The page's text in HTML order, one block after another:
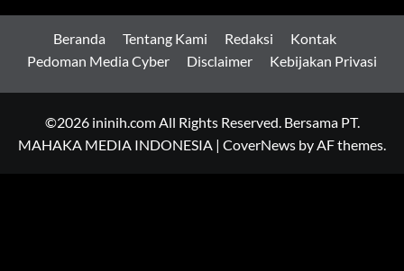
Beranda Tentang Kami Redaksi
Kontak
Pedoman Media Cyber
Disclaimer Kebijakan Privasi
©2026 ininih.com All Rights Reserved. Bersama PT.
MAHAKA MEDIA INDONESIA | CoverNews by AF themes.